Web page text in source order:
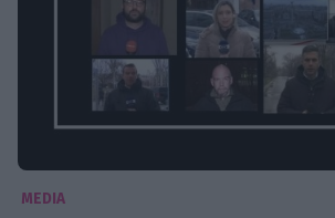
MEDIA